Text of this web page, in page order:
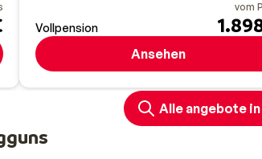
Vollpension
vom
Ansehen
Alle angebote